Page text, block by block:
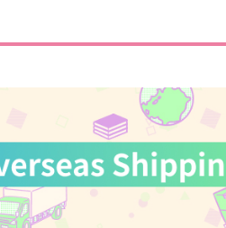
ンプル 作品詳細 サンプル